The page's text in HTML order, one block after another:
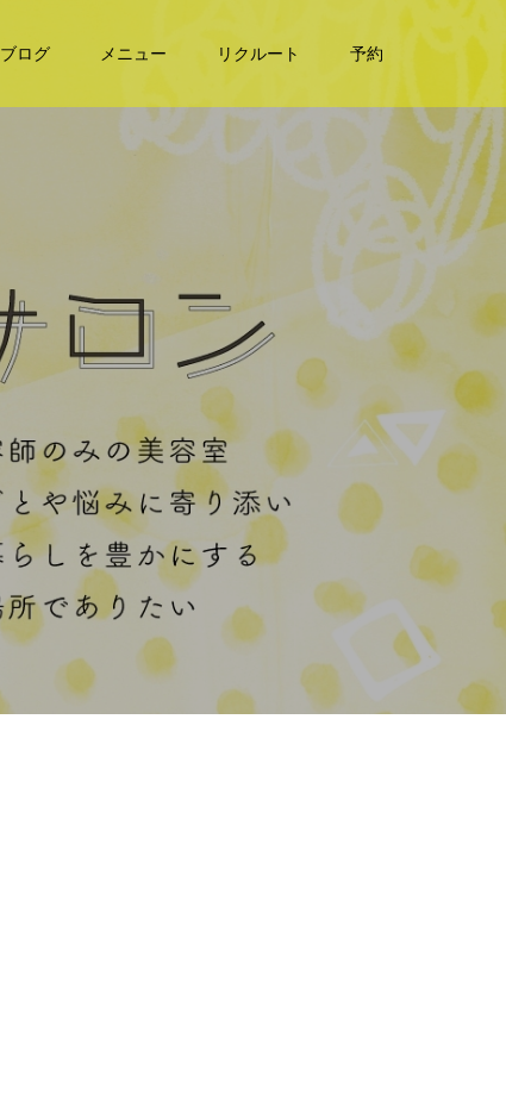
ブログ メニュー リクルート 予約